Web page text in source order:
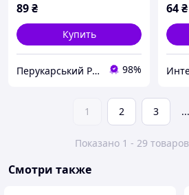
89₴
Купить
Перукарський Рай 98%
64₴
1 2 3 ...
Показано 1 - 29
Смотри также